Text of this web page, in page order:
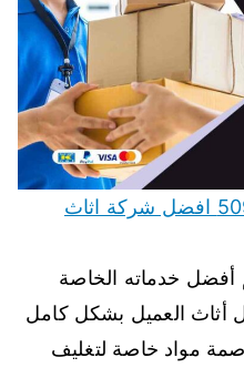
نقل عفش العاصمة 50993766 افضل شركة اثاث
خدماته الخاصة
أثاث العميل بشكل كامل
مواد خاصة لتغليف